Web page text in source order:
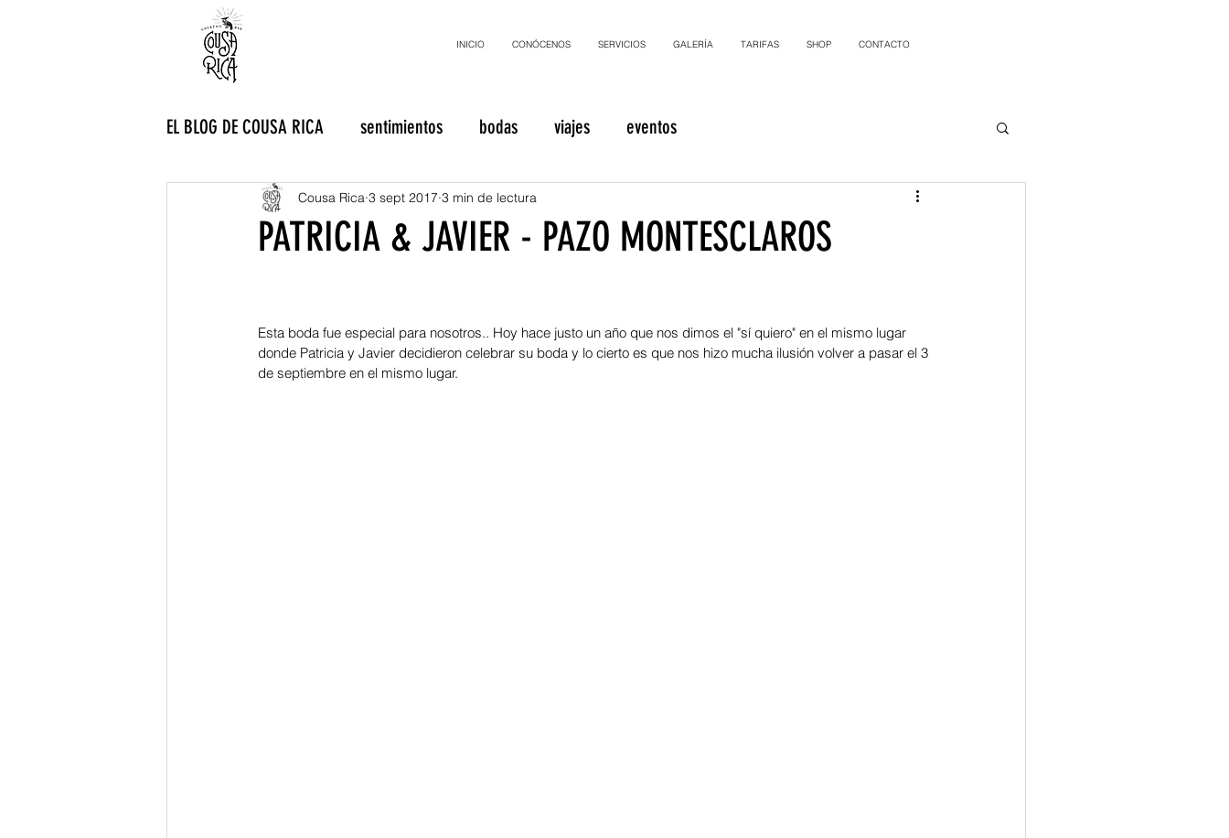
INICIO CONÓCENOS SERVICIOS GALERÍA TARIFAS SHOP CONTACTO
EL BLOG DE COUSA RICA sentimientos bodas viajes eventos
PATRICIA & JAVIER - PAZO MONTESCLAROS
Cousa Rica 3 sept 2017 3 min de lectura
Esta boda fue especial para nosotros.. Hoy hace justo un año que nos dimos el "sí quiero" en el mismo lugar
donde Patricia y Javier decidieron celebrar su boda y lo cierto es que nos hizo mucha ilusión volver a pasar el 3
de septiembre en el mismo lugar.